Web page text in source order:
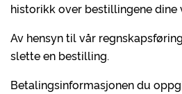
historikk over bestillingene dine
Av hensyn til vår
slette en bestilling.
Betalingsinformasjonen du